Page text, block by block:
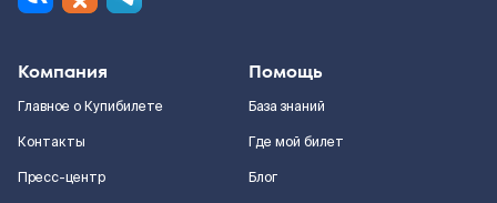
Компания
Главное о Купибилете
Контакты
Пресс-центр
Помощь
База знаний
Где мой билет
Блог